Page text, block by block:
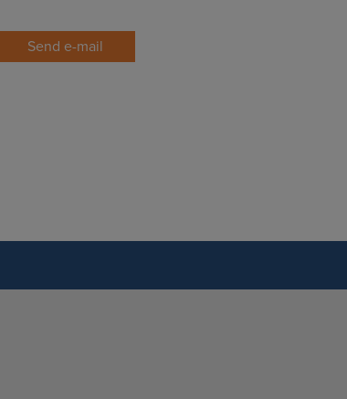
Send e-mail